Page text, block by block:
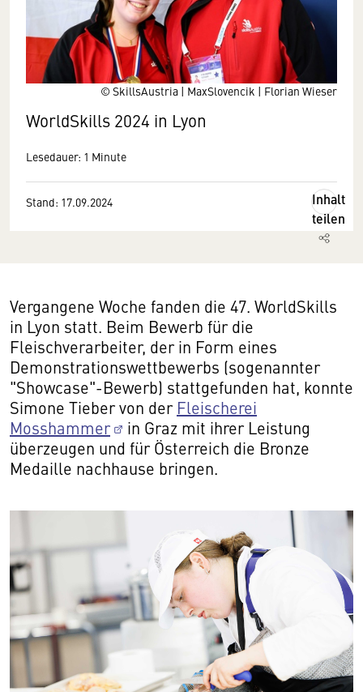
© SkillsAustria | MaxSlovencik | Florian Wieser
WorldSkills 2024 in Lyon
Lesedauer: 1 Minute
Stand: 17.09.2024
Inhalt
teilen
Vergangene Woche fanden die 47. WorldSkills
in Lyon statt. Beim Bewerb für die
Fleischverarbeiter, der in Form eines
Demonstrationswettbewerbs (sogenannter
"Showcase"-Bewerb) stattgefunden hat, konnte
Simone Tieber von der Fleischerei
Mosshammer
in Graz mit ihrer Leistung
überzeugen und für Österreich die Bronze
Medaille nachhause bringen.